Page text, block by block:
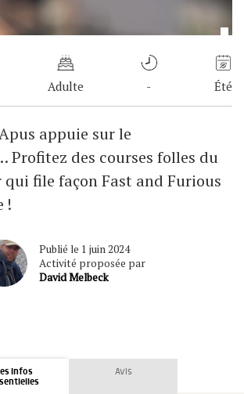
Adulte - Été
appuie sur le
Profitez des courses folles du
file façon Fast and Furious
!
Publié le 1 juin 2024
Activité proposée par
David Melbeck
infos
Avis